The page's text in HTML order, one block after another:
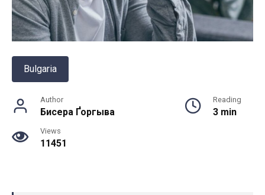
Bulgaria
Author
Бисера Ґоргыва
Reading
3 min
Views
11451